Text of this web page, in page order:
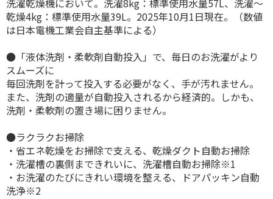
洗濯乾燥機において。洗濯8kg：標準使用水量57L、洗濯～
乾燥4kg：標準使用水量39L。2025年10月1日現在。（数値
は日本電機工業会自主基準による）
●「液体洗剤・柔軟剤自動投入」で、毎日のお洗濯がより
スムーズに
毎回洗剤を計って投入する必要がなく、手が汚れません。
また、洗剤の適量が自動投入されるから経済的。しかも、
洗剤・柔軟剤の置き場に困りません。
●ラクラクお掃除
・省エネ乾燥をお掃除で支える、乾燥ダクト自動お掃除
・洗濯槽の裏側まできれいに、洗濯槽自動お掃除※1
・お洗濯のたびにきれい環境を整える、ドアパッキン自動
洗浄※2